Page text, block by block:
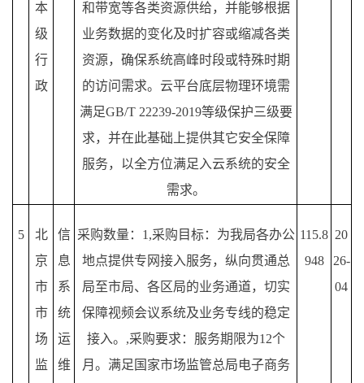
本
级
行
政
和带宽等各类资源供给，并能够根据
业务数据的变化及时扩容或缩减各类
资源，确保系统高峰时段或特殊时期
的访问需求。云平台底层物理环境需
满足GB/T 22239-2019等级保护三级要
求，并在此基础上提供其它安全保障
服务，以全方位满足入云系统的安全
需求。
5
北
京
市
市
场
监
信
息
系
统
运
维
采购数量： 1,采购目标：为我局各办公
地点提供专网接入服务，纵向贯通总
局至市局、各区局的业务通道，切实
保障视频会议系统及业务专线的稳定
接入。,采购要求：服务期限为12个
月。满足国家市场监管总局电子商务
115.8
948
20
26-
04